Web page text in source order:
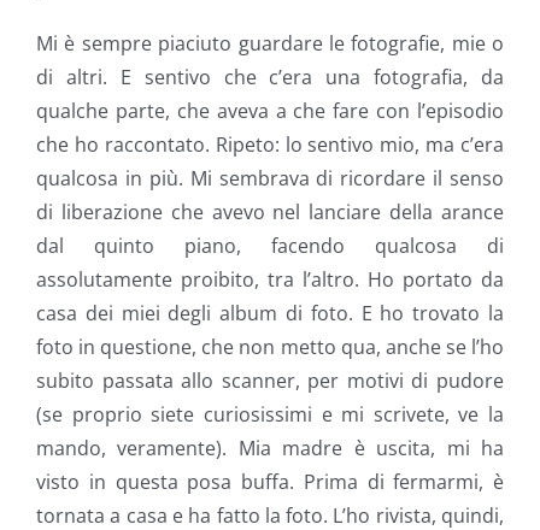
Mi è sempre piaciuto guardare le fotografie, mie o
di altri. E sentivo che c’era una fotografia, da
qualche parte, che aveva a che fare con l’episodio
che ho raccontato. Ripeto: lo sentivo mio, ma c’era
qualcosa in più. Mi sembrava di ricordare il senso
di liberazione che avevo nel lanciare della arance
dal quinto piano, facendo qualcosa di
assolutamente proibito, tra l’altro. Ho portato da
casa dei miei degli album di foto. E ho trovato la
foto in questione, che non metto qua, anche se l’ho
subito passata allo scanner, per motivi di pudore
(se proprio siete curiosissimi e mi scrivete, ve la
mando, veramente). Mia madre è uscita, mi ha
visto in questa posa buffa. Prima di fermarmi, è
tornata a casa e ha fatto la foto. L’ho rivista, quindi,